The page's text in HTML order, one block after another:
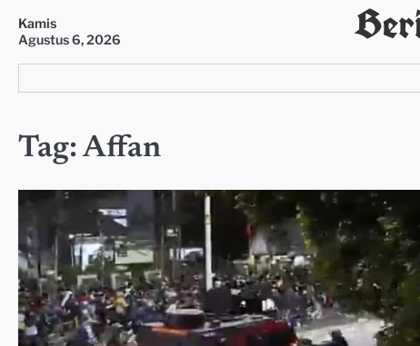
content
Kamis
Agustus 6, 2026
Tag:Affan